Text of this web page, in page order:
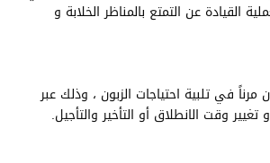
القيادة عن التمتع بالمناظر الخلابة و
في تلبية احتياجات الزبون ، وذلك عبر
تغيير وقت الانطلاق أو التأخير والتأجيل.